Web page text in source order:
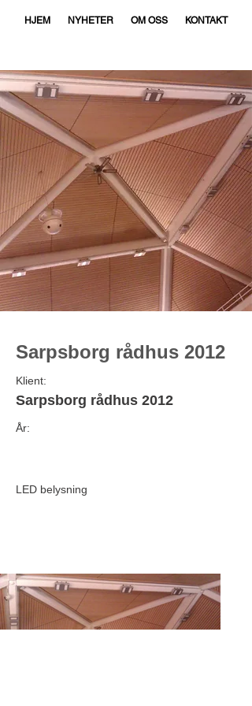
HJEM NYHETER OM OSS KONTAKT
Sarpsborg rådhus 2012
Klient:
Sarpsborg rådhus 2012
År:
LED belysning